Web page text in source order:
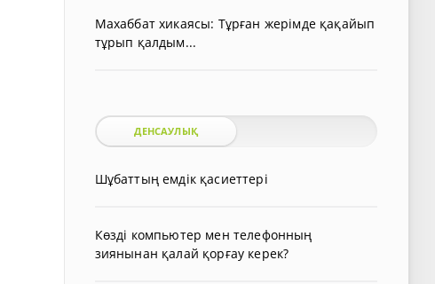
Махаббат хикаясы: Тұрған жерімде қақайып
тұрып қалдым...
ДЕНСАУЛЫҚ
Шұбаттың емдік қасиеттері
Көзді компьютер мен телефонның
зиянынан қалай қорғау керек?